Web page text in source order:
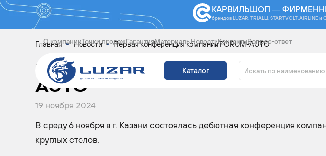
КАРВИЛЬШОП —
брендовLUZAR, TRIALLI, STARTVOLT, AIRLINE и
О компанииТочки продажГарантияМатериалыНовостиКонтактыВопрос-ответ
Каталог
Главная Новости Первая конференция компании FORUM-AUTO
ПЕРВАЯ КОНФЕРЕНЦИЯ
AUTO
19 ноября 2024
В среду 6 ноября в г. Казани состоялась дебютная конференция
круглых столов.